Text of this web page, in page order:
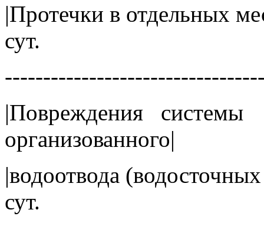
|Протечки в
сут.
|Повреждения системы
|водоотвода
сут.